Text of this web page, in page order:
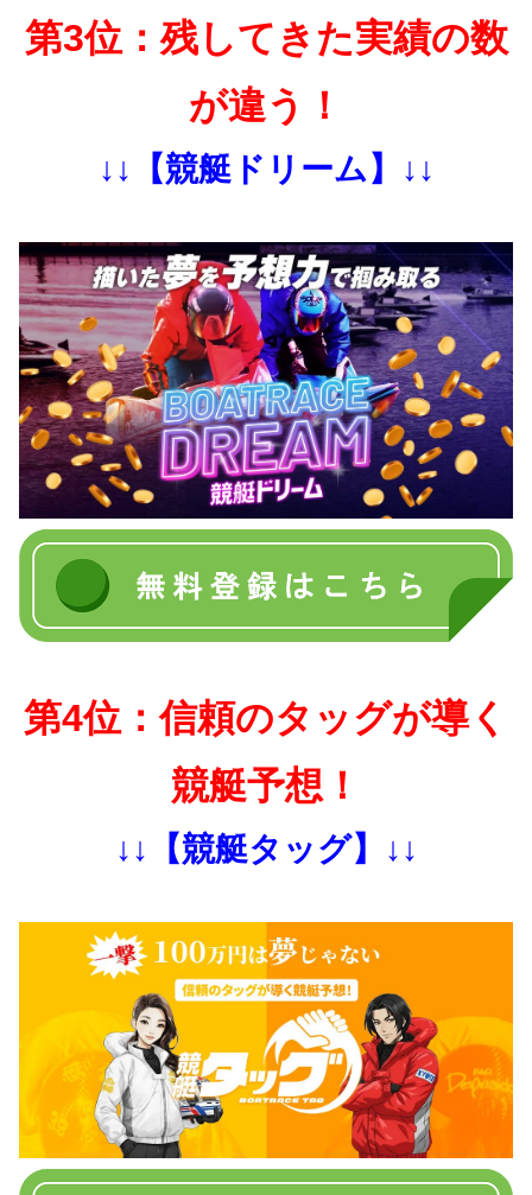
第3位：残してきた実績の数
が違う！
↓↓【競艇ドリーム】↓↓
第4位：信頼のタッグが導く
競艇予想！
↓↓【競艇タッグ】↓↓